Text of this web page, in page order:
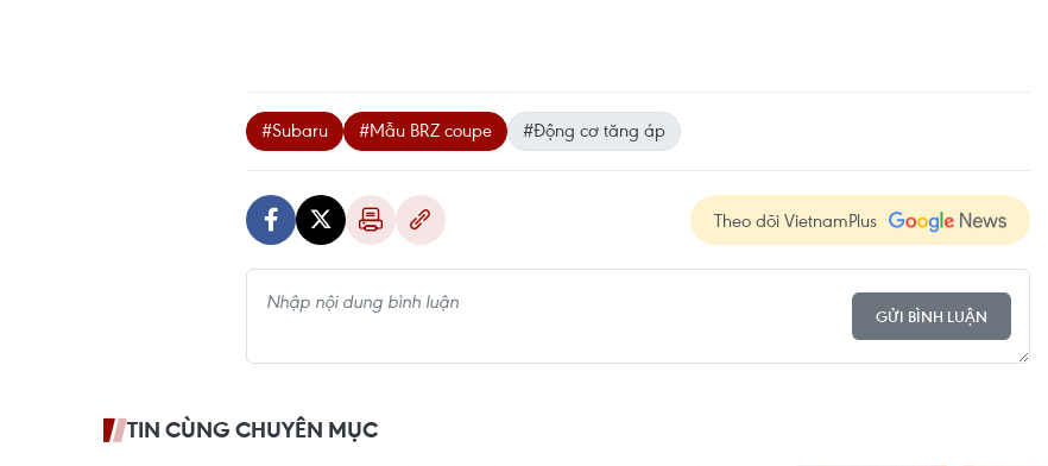
#Subaru #Mẫu BRZ coupe #Động cơ tăng áp
Theo dõi VietnamPlus
GỬI BÌNH LUẬN
TIN CÙNG CHUYÊN MỤC